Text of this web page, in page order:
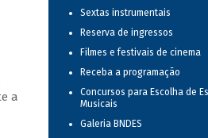
a
Sextas instrumentais
Reserva de ingressos
Filmes e festivais de cinema
Receba a programação
Concursos para Escolha de
Musicais
Galeria BNDES